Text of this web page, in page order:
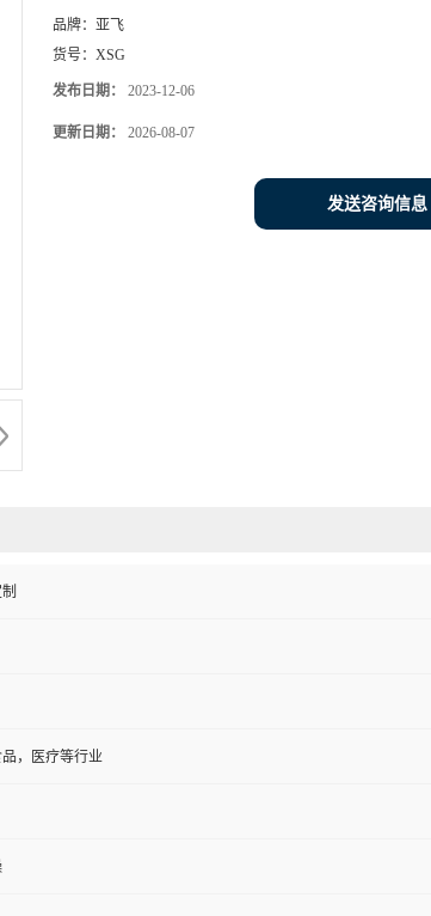
品牌： 亚飞
货号： XSG
发布日期： 2023-12-06
更新日期： 2026-08-07
发送咨询信息
，医疗等行业